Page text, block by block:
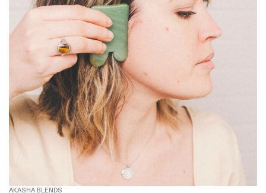
AKASHA BLENDS